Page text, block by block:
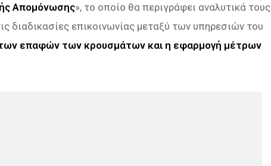
Απομόνωσης», το οποίο θα περιγράφει αναλυτικά τους
διαδικασίες επικοινωνίας μεταξύ των υπηρεσιών του
επαφών των κρουσμάτων και η εφαρμογή μέτρων